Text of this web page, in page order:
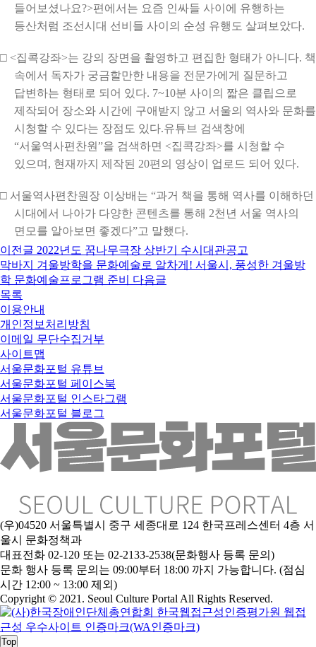
들어보셨나요?>편에서는 요즘 인싸들 사이에 유행하는
등산처럼 조선시대 선비들 사이의 순성 유행도 살펴보았다.
□ <집콕강좌>는 강의 장면을 촬영하고 편집한 형태가 아니다. 책
속에서 독자가 궁금할만한 내용을 전문가에게 질문하고
답변하는 형태로 되어 있다. 7~10분 사이의 짧은 클립으로
제작되어 장소와 시간에 구애받지 않고 서울의 역사와 문화를
시청할 수 있다는 장점도 있다.유튜브 검색창에
“서울역사편찬원”을 검색하면 <집콕강좌>를 시청할 수
있으며, 현재까지 제작된 20편의 영상이 업로드 되어 있다.
□ 서울역사편찬원장 이상배는 “과거 책을 통해 역사를 이해하던
시대에서 나아가 다양한 콘텐츠를 통해 2천년 서울 역사의
면모를 알아보면 좋겠다”고 말했다.
이전글 2022년도 꿈나무극장 상반기 수시대관공고
막바지 겨울방학을 문화예술로 알차게! 서울시, 풍성한 겨울방
학 문화예술프로그램 준비
다음글
목록
이용안내
개인정보처리방침
이메일 무단수집거부
사이트맵
서울문화포털 유튜브
서울문화포털 페이스북
서울문화포털 인스타그램
서울문화포털 블로그
(우)04520 서울특별시 중구 세종대로 124 한국프레스센터 4층 서
울시 문화정책과
대표전화 02-120 또는 02-2133-2538(문화행사 등록 문의)
문화 행사 등록 문의는 09:00부터 18:00 까지 가능합니다. (점심
시간 12:00 ~ 13:00 제외)
Copyright © 2021. Seoul Culture Portal All Rights Reserved.
Top